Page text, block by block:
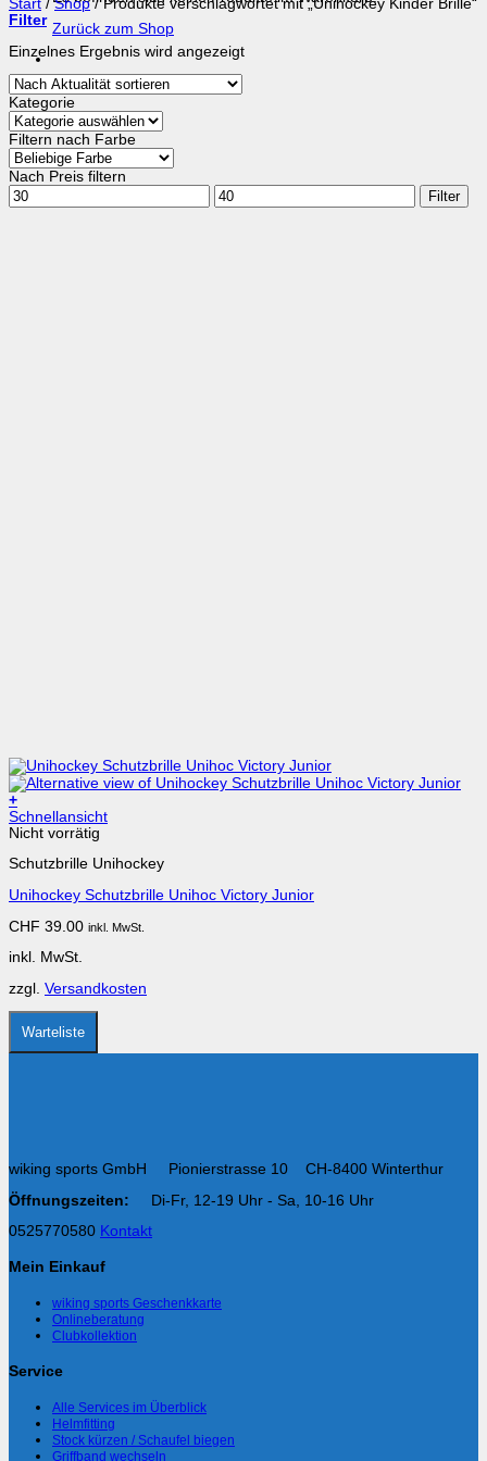
Zurück zum Shop
Start / Shop /Produkte verschlagwortet mit „Unihockey Kinder Brille“
Filter
Einzelnes Ergebnis wird angezeigt
Kategorie
Filtern nach Farbe
Nach Preis filtern
Min.
Preis
Max.
Preis
Filter
+
Dieses
Produkt
mehrere
auf.
Optionen
auf
Produktseite
gewählt
werden
Schnellansicht
Nicht vorrätig
Schutzbrille Unihockey
Unihockey Schutzbrille Unihoc Victory Junior
CHF 39.00 inkl. MwSt.
inkl. MwSt.
zzgl. Versandkosten
Warteliste
wiking sports GmbH Pionierstrasse 10 CH-8400 Winterthur
Öffnungszeiten: Di-Fr, 12-19 Uhr - Sa, 10-16 Uhr
0525770580 Kontakt
Mein Einkauf
wiking sports Geschenkkarte
Onlineberatung
Clubkollektion
Service
Alle Services im Überblick
Helmfitting
Stock kürzen / Schaufel biegen
Griffband wechseln